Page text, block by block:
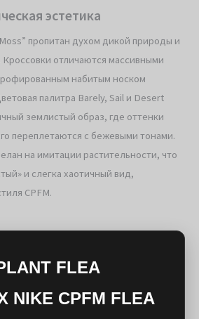
эстетика
пропитан духом дикой природы и
отличаются массивными
набитым носком
палитра Barely, Sail и Desert
землистый образ, где оттенки
переплетаются с бежевыми тонами.
на имитации растительности, что
и слегка хаотичный вид,
CPFM.
FLEA
NIKE CPFM FLEA